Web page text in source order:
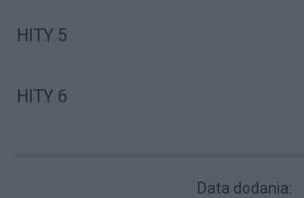
HITY 5
HITY 6
Data dodania: